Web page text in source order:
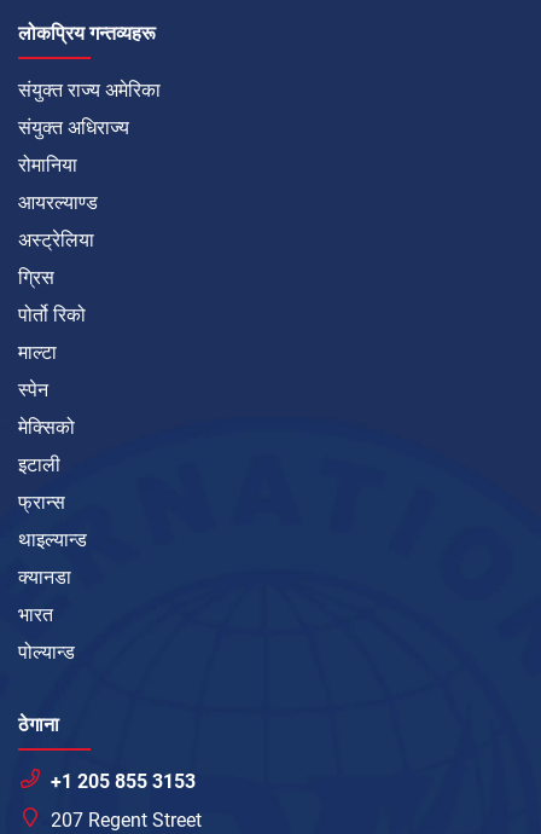
लोकप्रिय गन्तव्यहरू
संयुक्त राज्य अमेरिका
संयुक्त अधिराज्य
रोमानिया
आयरल्याण्ड
अस्ट्रेलिया
ग्रिस
पोर्तो रिको
माल्टा
स्पेन
मेक्सिको
इटाली
फ्रान्स
थाइल्यान्ड
क्यानडा
भारत
पोल्यान्ड
ठेगाना
+1 205 855 3153
207 Regent Street